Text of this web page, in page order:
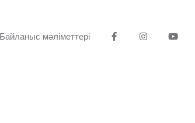
Байланыс мәліметтері